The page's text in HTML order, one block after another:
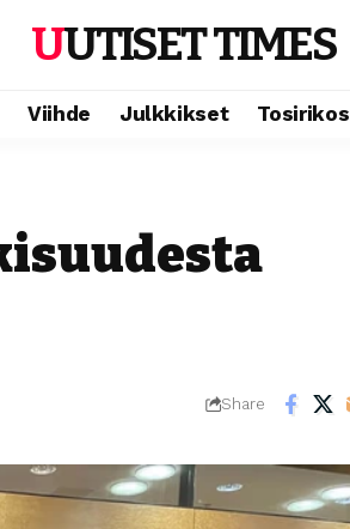
UUTISET TIMES
Viihde Julkkikset Tosirikos
Share